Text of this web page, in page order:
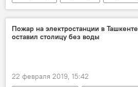
Пожар на электростанции в Ташкенте
оставил столицу без воды
22 февраля 2019, 15:42